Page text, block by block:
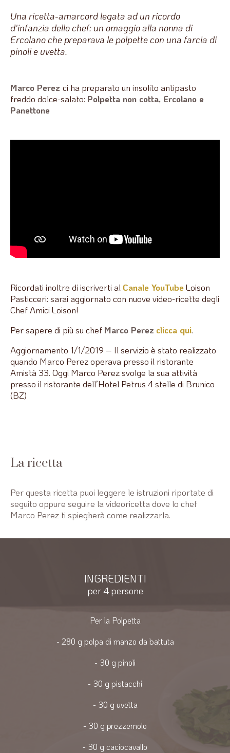
Una ricetta-amarcord legata ad un ricordo
d'infanzia dello chef: un omaggio alla nonna di
Ercolano che preparava le polpette con una farcia di
pinoli e uvetta.
Marco Perez ci ha preparato un insolito antipasto
freddo dolce-salato: Polpetta non cotta, Ercolano e
Panettone
Ricordati inoltre di iscriverti al Canale YouTubeLoison
Pasticceri: sarai aggiornato con nuove video-ricette degli
Chef Amici Loison!
Per sapere di più su chef Marco Perez clicca qui.
Aggiornamento 1/1/2019 – Il servizio è stato realizzato
quando Marco Perez operava presso il ristorante
Amistà 33. Oggi Marco Perez svolge la sua attività
presso il ristorante dell’Hotel Petrus 4 stelle di Brunico
(BZ)
La ricetta
Per questa ricetta puoi leggere le istruzioni riportate di
seguito oppure seguire la videoricetta dove lo chef
Marco Perez ti spiegherà come realizzarla.
INGREDIENTI
per 4 persone
Per la Polpetta
- 280 g polpa di manzo da battuta
- 30 g pinoli
- 30 g pistacchi
- 30 g uvetta
- 30 g prezzemolo
- 30 g caciocavallo